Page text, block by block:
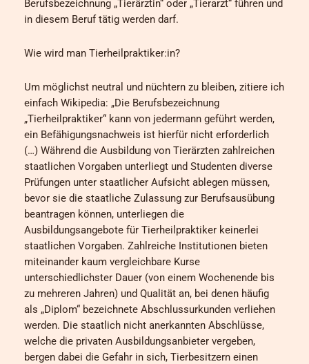
Berufsbezeichnung „Tierärztin“ oder „Tierarzt“ führen und
in diesem Beruf tätig werden darf.
Wie wird man Tierheilpraktiker:in?
Um möglichst neutral und nüchtern zu bleiben, zitiere ich
einfach Wikipedia: „Die Berufsbezeichnung
„Tierheilpraktiker“ kann von jedermann geführt werden,
ein Befähigungsnachweis ist hierfür nicht erforderlich
(…) Während die Ausbildung von Tierärzten zahlreichen
staatlichen Vorgaben unterliegt und Studenten diverse
Prüfungen unter staatlicher Aufsicht ablegen müssen,
bevor sie die staatliche Zulassung zur Berufsausübung
beantragen können, unterliegen die
Ausbildungsangebote für Tierheilpraktiker keinerlei
staatlichen Vorgaben. Zahlreiche Institutionen bieten
miteinander kaum vergleichbare Kurse
unterschiedlichster Dauer (von einem Wochenende bis
zu mehreren Jahren) und Qualität an, bei denen häufig
als „Diplom“ bezeichnete Abschlussurkunden verliehen
werden. Die staatlich nicht anerkannten Abschlüsse,
welche die privaten Ausbildungsanbieter vergeben,
bergen dabei die Gefahr in sich, Tierbesitzern einen